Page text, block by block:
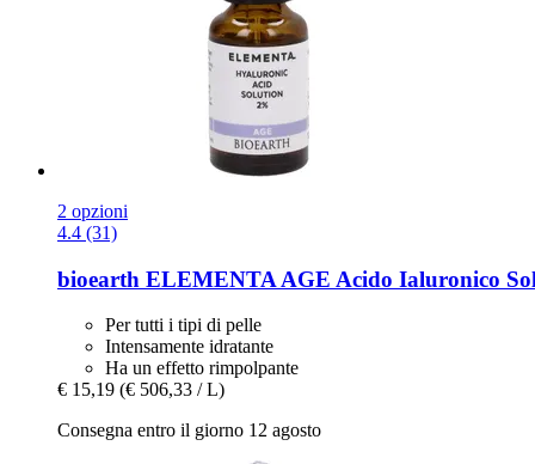
2 opzioni
4.4 (31)
bioearth ELEMENTA AGE Acido Ialuronico
Per tutti i tipi di pelle
Intensamente idratante
Ha un effetto rimpolpante
€ 15,19 (€ 506,33 / L)
Consegna entro il giorno 12 agosto